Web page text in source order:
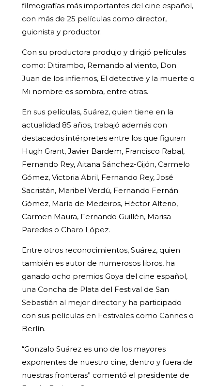
filmografías más importantes del cine español,
con más de 25 películas como director,
guionista y productor.
Con su productora produjo y dirigió películas
como: Ditirambo, Remando al viento, Don
Juan de los infiernos, El detective y la muerte o
Mi nombre es sombra, entre otras.
En sus películas, Suárez, quien tiene en la
actualidad 85 años, trabajó además con
destacados intérpretes entre los que figuran
Hugh Grant, Javier Bardem, Francisco Rabal,
Fernando Rey, Aitana Sánchez-Gijón, Carmelo
Gómez, Victoria Abril, Fernando Rey, José
Sacristán, Maribel Verdú, Fernando Fernán
Gómez, María de Medeiros, Héctor Alterio,
Carmen Maura, Fernando Guillén, Marisa
Paredes o Charo López.
Entre otros reconocimientos, Suárez, quien
también es autor de numerosos libros, ha
ganado ocho premios Goya del cine español,
una Concha de Plata del Festival de San
Sebastián al mejor director y ha participado
con sus películas en Festivales como Cannes o
Berlín.
“Gonzalo Suárez es uno de los mayores
exponentes de nuestro cine, dentro y fuera de
nuestras fronteras” comentó el presidente de